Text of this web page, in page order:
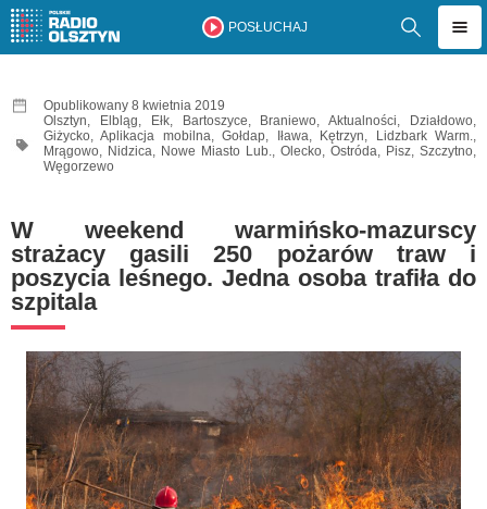
POSŁUCHAJ
Opublikowany 8 kwietnia 2019
Olsztyn, Elbląg, Ełk, Bartoszyce, Braniewo,Aktualności, Działdowo,
Giżycko,Aplikacja mobilna,Gołdap, Iława, Kętrzyn, Lidzbark Warm.,
Mrągowo, Nidzica, Nowe Miasto Lub., Olecko, Ostróda, Pisz, Szczytno,
Węgorzewo
W weekend warmińsko-mazurscy
strażacy gasili 250 pożarów traw i
poszycia leśnego. Jedna osoba trafiła do
szpitala